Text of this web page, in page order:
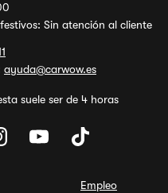
Sin atención al cliente
ayuda@carwow.es
suele ser de 4 horas
Empleo